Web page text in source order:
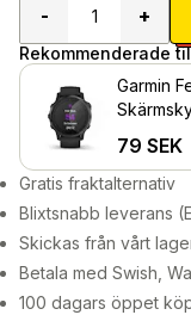
-
+
Rekommenderade
Garmin
79 SEK
Gratis fraktalternativ
Blixtsnabb leverans
Skickas från vårt
Betala med Swish,
100 dagars öppet